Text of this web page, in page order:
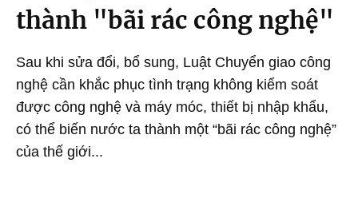
thành "bãi rác công nghệ"
Sau khi sửa đổi, bổ sung, Luật Chuyển giao công
nghệ cần khắc phục tình trạng không kiểm soát
được công nghệ và máy móc, thiết bị nhập khẩu,
có thể biến nước ta thành một “bãi rác công nghệ”
của thế giới...